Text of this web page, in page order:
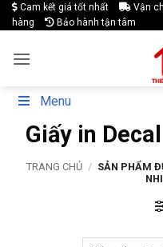
Skip
to
Cam kết giá tốt nhất Vận
hàng
Bảo hành tận tâm
Menu
Giấy in
TRANG CHỦ / SẢN PHẨM